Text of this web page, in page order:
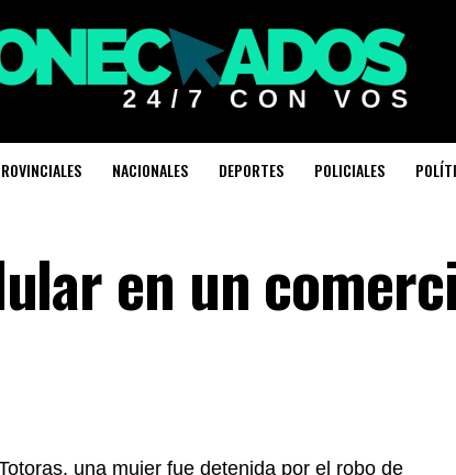
NACIONALES DEPORTES POLICIALES
en un
una mujer fue detenida por el robo de